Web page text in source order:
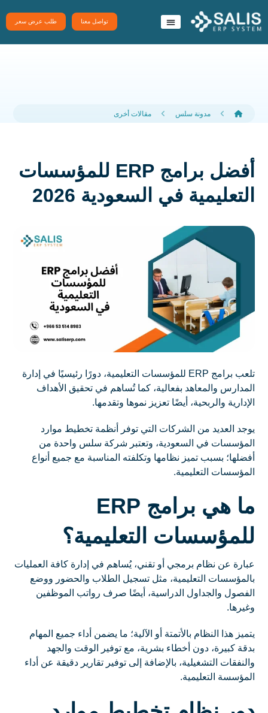
تواصل معنا طلب عرض سعر
مدونة سلس مقالات أخرى
أفضل برامج ERP للمؤسسات
التعليمية في السعودية 2026
تلعب برامج ERP للمؤسسات التعليمية، دورًا رئيسيًا في إدارة
المدارس والمعاهد بفعالية، كما تُساهم في تحقيق الأهداف
الإدارية والربحية، أيضًا تعزيز نموها وتقدمها.
يوجد العديد من الشركات التي توفر أنظمة تخطيط موارد
المؤسسات في السعودية، وتعتبر شركة سلس واحدة من
أفضلها؛ بسبب تميز نظامها وتكلفته المناسبة مع جميع أنواع
المؤسسات التعليمية.
ما هي برامج ERP
للمؤسسات التعليمية؟
عبارة عن نظام برمجي أو تقني، يُساهم في إدارة كافة العمليات
بالمؤسسات التعليمية، مثل تسجيل الطلاب والحضور ووضع
الفصول والجداول الدراسية، أيضًا صرف رواتب الموظفين
وغيرها.
يتميز هذا النظام بالأتمتة أو الآلية؛ ما يضمن أداء جميع المهام
بدقة كبيرة، دون أخطاء بشرية، مع توفير الوقت والجهد
والنفقات التشغيلية، بالإضافة إلى توفير تقارير دقيقة عن أداء
المؤسسة التعليمية.